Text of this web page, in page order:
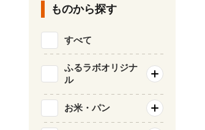
ものから探す
すべて
ふるラボオリジナ
ル
お米・パン